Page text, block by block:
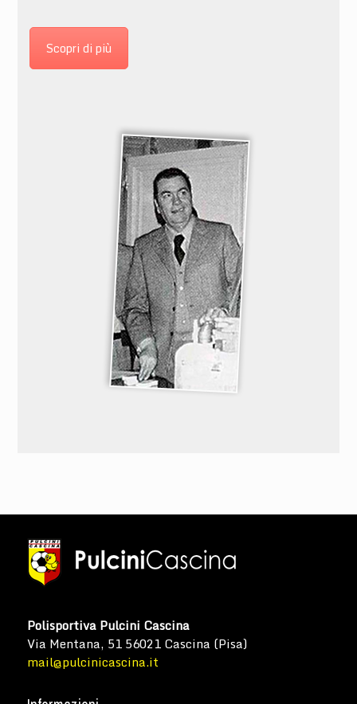
Scopri di più
Polisportiva Pulcini Cascina
Via Mentana, 51 56021 Cascina (Pisa)
mail@pulcinicascina.it